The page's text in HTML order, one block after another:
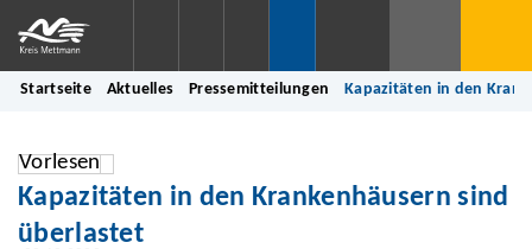
Startseite Aktuelles Pressemitteilungen Kapazitäten in den
Vorlesen
Kapazitäten in den Krankenhäusern sind
überlastet